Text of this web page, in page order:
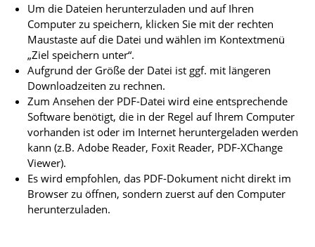
Um die Dateien herunterzuladen und auf Ihren
Computer zu speichern, klicken Sie mit der rechten
Maustaste auf die Datei und wählen im Kontextmenü
„Ziel speichern unter“.
Aufgrund der Größe der Datei ist ggf. mit längeren
Downloadzeiten zu rechnen.
Zum Ansehen der PDF-Datei wird eine entsprechende
Software benötigt, die in der Regel auf Ihrem Computer
vorhanden ist oder im Internet heruntergeladen werden
kann (z.B. Adobe Reader, Foxit Reader, PDF-XChange
Viewer).
Es wird empfohlen, das PDF-Dokument nicht direkt im
Browser zu öffnen, sondern zuerst auf den Computer
herunterzuladen.